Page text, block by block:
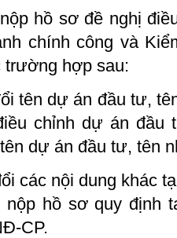
hồ sơ đề nghị
chính công và
trường hợp sau:
tên dự án đầu tư,
chỉnh dự án đầu
dự án đầu tư, tên
các nội dung khác
hồ sơ quy định
CP.